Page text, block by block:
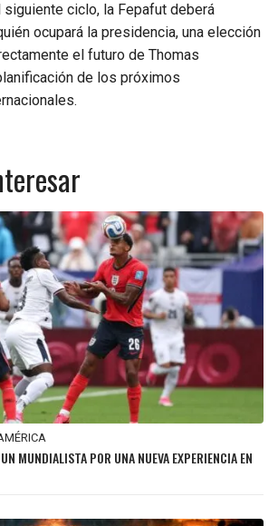
siguiente ciclo, la Fepafut deberá
ocupará la presidencia, una elección
el futuro de Thomas
de los próximos
MUNDIALISTA POR UNA NUEVA EXPERIENCIA EN